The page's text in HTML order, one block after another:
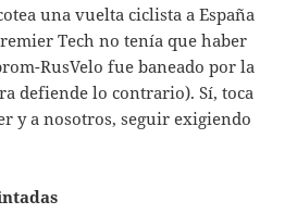
una vuelta ciclista a España
Tech no tenía que haber
RusVelo fue baneado por la
defiende lo contrario). Sí, toca
y a nosotros, seguir exigiendo